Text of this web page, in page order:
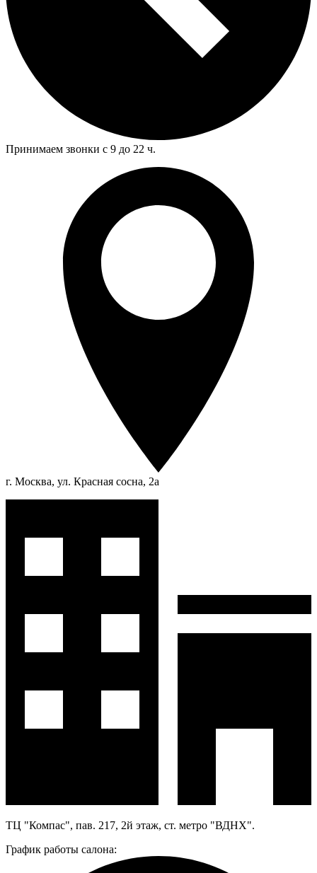
Принимаем звонки с 9 до 22 ч.
г. Москва, ул. Красная сосна, 2а
ТЦ "Компас", пав. 217, 2й этаж, ст. метро "ВДНХ".
График работы салона: